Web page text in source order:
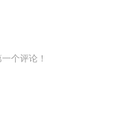
个评论！